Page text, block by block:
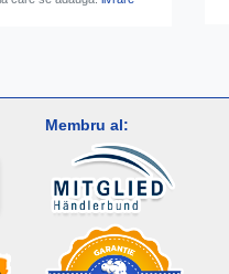
Membru al: